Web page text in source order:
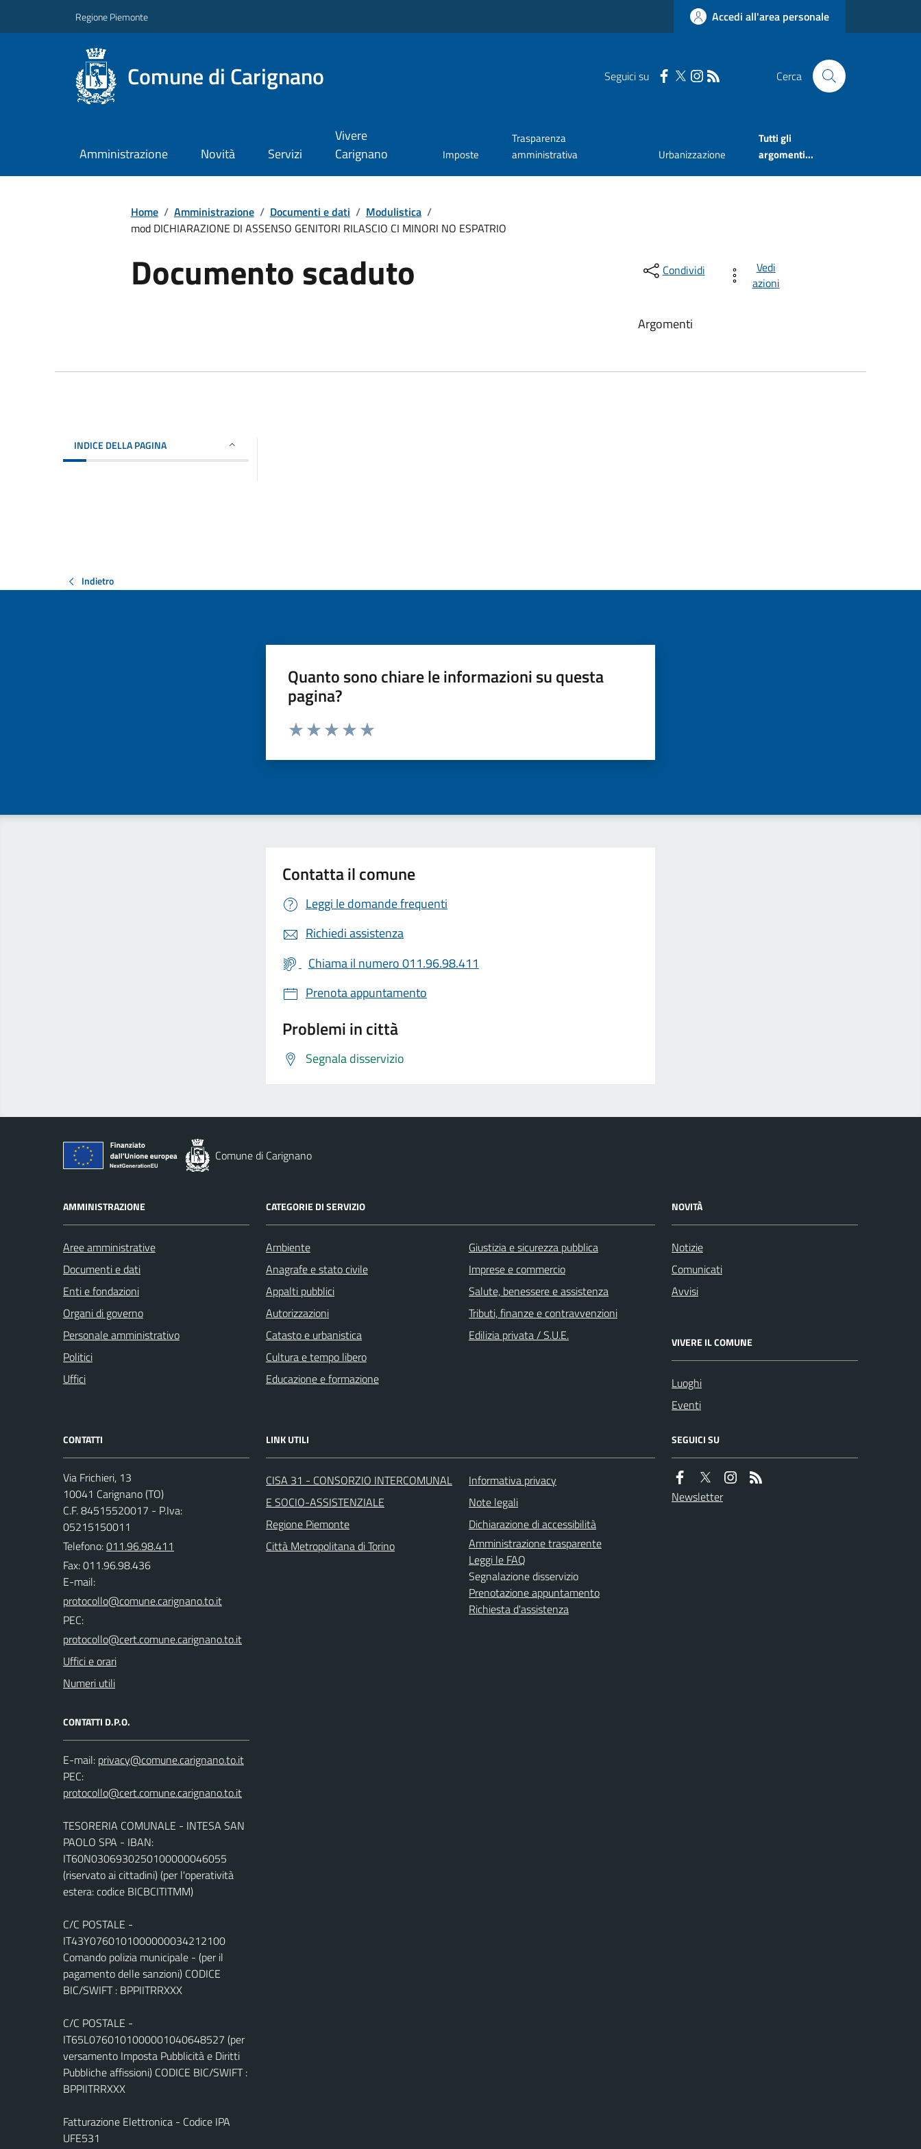
Regione Piemonte Accedi all'area personale
Comune di Carignano Seguici su Cerca
Amministrazione Novità Servizi
Vivere
Carignano
Imposte
Trasparenza
amministrativa
Urbanizzazione
Tutti gli
argomenti...
Home / Amministrazione / Documenti e dati / Modulistica /
mod DICHIARAZIONE DI ASSENSO GENITORI RILASCIO CI MINORI NO ESPATRIO
Documento scaduto Condividi
Vedi
azioni
Argomenti
INDICE DELLA PAGINA
Indietro
Quanto sono chiare le informazioni su questa
pagina?
Valuta da 1 a 5 stelle la pagina
Contatta il comune
Leggi le domande frequenti
Richiedi assistenza
Chiama il numero 011.96.98.411
Prenota appuntamento
Problemi in città
Segnala disservizio
Comune di Carignano
AMMINISTRAZIONE
Aree amministrative
Documenti e dati
Enti e fondazioni
Organi di governo
Personale amministrativo
Politici
Uffici
CATEGORIE DI SERVIZIO
Ambiente
Anagrafe e stato civile
Appalti pubblici
Autorizzazioni
Catasto e urbanistica
Cultura e tempo libero
Educazione e formazione
Giustizia e sicurezza pubblica
Imprese e commercio
Salute, benessere e assistenza
Tributi, finanze e contravvenzioni
Edilizia privata / S.U.E.
NOVITÀ
Notizie
Comunicati
Avvisi
VIVERE IL COMUNE
Luoghi
Eventi
CONTATTI
Via Frichieri, 13
10041 Carignano (TO)
C.F. 84515520017 - P.Iva:
05215150011
Telefono:011.96.98.411
Fax: 011.96.98.436
E-mail:
PEC:
Uffici e orari
Numeri utili
CONTATTI D.P.O.
E-mail:
PEC:
TESORERIA COMUNALE - INTESA SAN
PAOLO SPA - IBAN:
IT60N0306930250100000046055
(riservato ai cittadini) (per l'operatività
estera: codice BICBCITITMM)
C/C POSTALE -
IT43Y0760101000000034212100
Comando polizia municipale - (per il
pagamento delle sanzioni) CODICE
BIC/SWIFT : BPPIITRRXXX
C/C POSTALE -
IT65L0760101000001040648527 (per
versamento Imposta Pubblicità e Diritti
Pubbliche affissioni) CODICE BIC/SWIFT :
BPPIITRRXXX
Fatturazione Elettronica - Codice IPA
UFE531
LINK UTILI
CISA 31 - CONSORZIO INTERCOMUNAL
E SOCIO-ASSISTENZIALE
Regione Piemonte
Città Metropolitana di Torino
Informativa privacy
Note legali
Dichiarazione di accessibilità
Amministrazione trasparente
Leggi le FAQ
Segnalazione disservizio
Prenotazione appuntamento
Richiesta d'assistenza
SEGUICI SU
Newsletter